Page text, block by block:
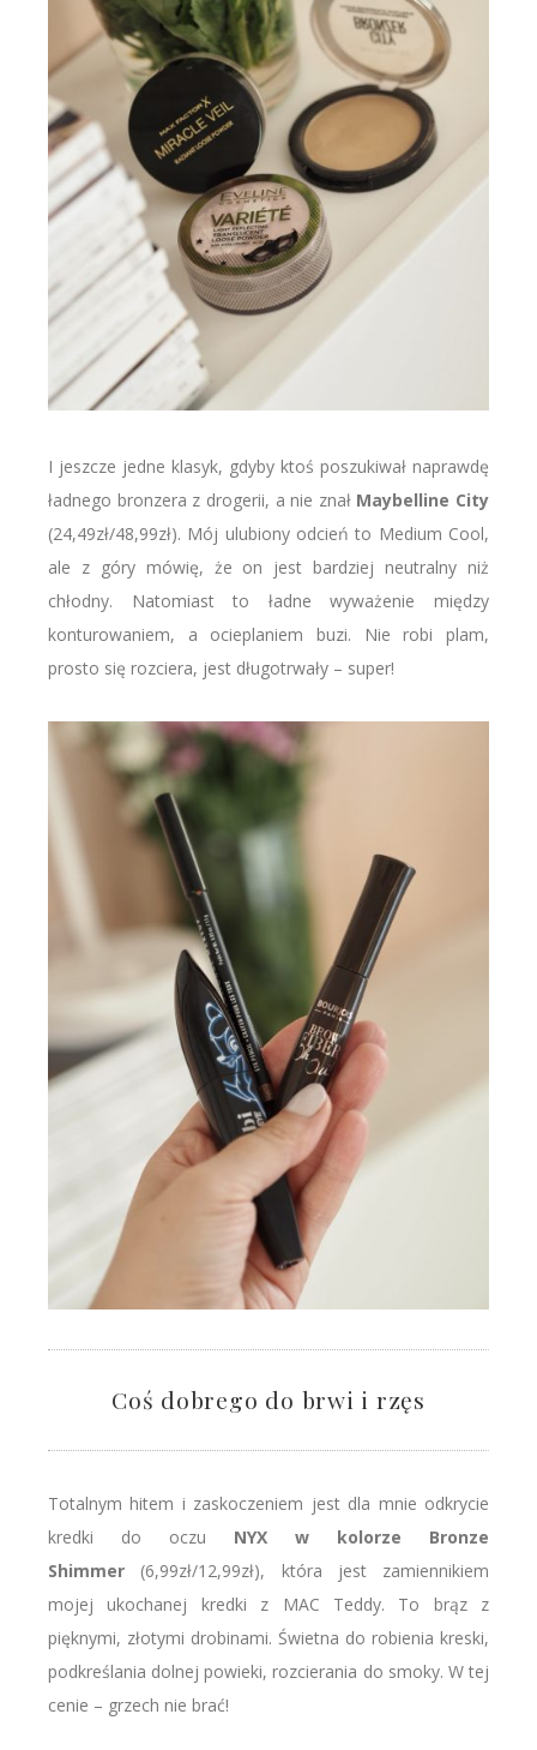
I jeszcze jedne klasyk, gdyby ktoś poszukiwał naprawdę
ładnego bronzera z drogerii, a nie znał Maybelline City
(24,49zł/48,99zł). Mój ulubiony odcień to Medium Cool,
ale z góry mówię, że on jest bardziej neutralny niż
chłodny. Natomiast to ładne wyważenie między
konturowaniem, a ocieplaniem buzi. Nie robi plam,
prosto się rozciera, jest długotrwały – super!
Coś dobrego do brwi i rzęs
Totalnym hitem i zaskoczeniem jest dla mnie odkrycie
kredki do oczu NYX w kolorze Bronze
Shimmer (6,99zł/12,99zł), która jest zamiennikiem
mojej ukochanej kredki z MAC Teddy. To brąz z
pięknymi, złotymi drobinami. Świetna do robienia kreski,
podkreślania dolnej powieki, rozcierania do smoky. W tej
cenie – grzech nie brać!